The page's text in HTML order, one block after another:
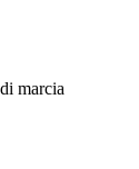
marcia